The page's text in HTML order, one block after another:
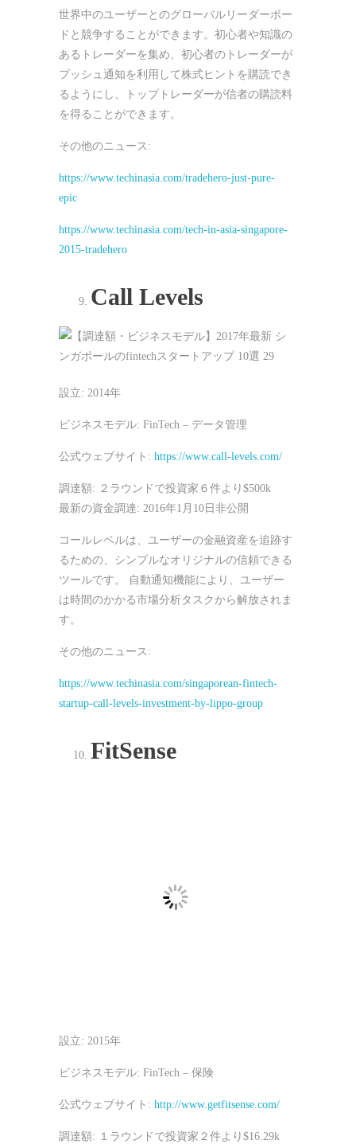
世界中のユーザーとのグローバルリーダーボー
ドと競争することができます。初心者や知識の
あるトレーダーを集め、初心者のトレーダーが
プッシュ通知を利用して株式ヒントを購読でき
るようにし、トップトレーダーが信者の購読料
を得ることができます。
その他のニュース:
https://www.techinasia.com/tradehero-just-pure-
epic
https://www.techinasia.com/tech-in-asia-singapore-
2015-tradehero
Call Levels
設立: 2014年
ビジネスモデル: FinTech – データ管理
公式ウェブサイト: https://www.call-levels.com/
調達額: ２ラウンドで投資家６件より$500k
最新の資金調達: 2016年1月10日非公開
コールレベルは、ユーザーの金融資産を追跡す
るための、シンプルなオリジナルの信頼できる
ツールです。 自動通知機能により、ユーザー
は時間のかかる市場分析タスクから解放されま
す。
その他のニュース:
https://www.techinasia.com/singaporean-fintech-
startup-call-levels-investment-by-lippo-group
FitSense
設立: 2015年
ビジネスモデル: FinTech – 保険
公式ウェブサイト: http://www.getfitsense.com/
調達額: １ラウンドで投資家２件より$16.29k